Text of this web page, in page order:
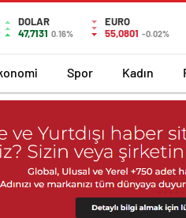
DOLAR
47,7131 0.16%
EURO
55,0801 -0.02%
Spor Kadın